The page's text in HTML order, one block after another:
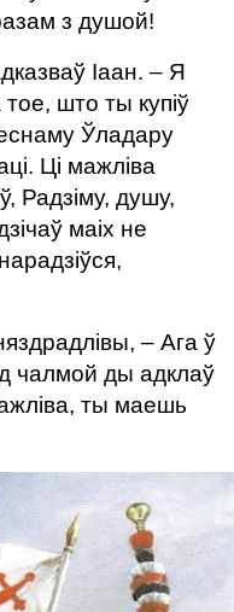
з душой!
Іаан. – Я
што ты купіў
Ўладару
Ці мажліва
Радзіму, душу,
маіх не
– Ага ў
чалмой ды адклаў
ты маешь